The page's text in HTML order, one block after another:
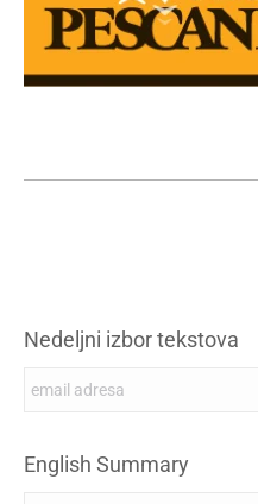
Nedeljni izbor tekstova
English Summary